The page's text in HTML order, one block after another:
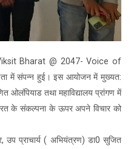
Viksit Bharat @ 2047- Voice of
में संपन्न हुई। इस आयोजन में मुख्यत:
ओलंपियाड तथा महाविद्यालय प्रांगण में
के संकल्पना के ऊपर अपने विचार को
उप प्राचार्य ( अभियंत्रण) डा0 सुजित